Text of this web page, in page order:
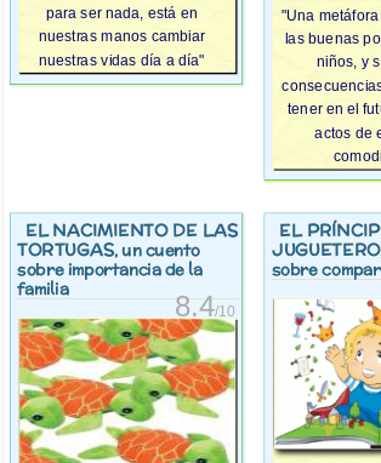
para ser nada, está en
nuestras manos cambiar
nuestras vidas día a día"
"Una
las buenas
niños, y
tener en el
actos de
EL NACIMIENTO DE LAS
TORTUGAS, un cuento
sobre importancia de la
familia
8.4/10
EL
JUGUETERO
sobre